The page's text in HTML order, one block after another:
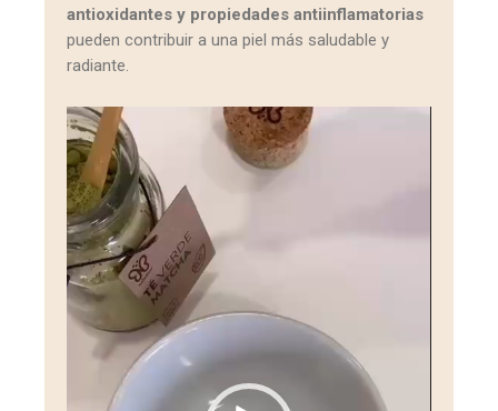
antioxidantes y propiedades antiinflamatorias
pueden contribuir a una piel más saludable y
radiante.
Reproductor
de
vídeo